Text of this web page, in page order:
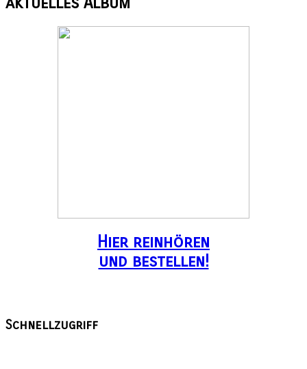
Hier reinhören
und bestellen!
Schnellzugriff